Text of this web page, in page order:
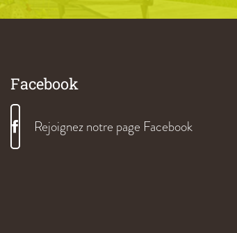
Facebook
Rejoignez notre page Facebook